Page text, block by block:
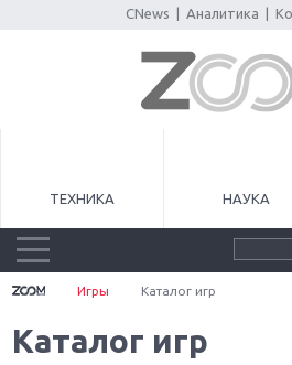
CNews Аналитика
ТЕХНИКА НАУКА
Игры Каталог игр
Каталог игр